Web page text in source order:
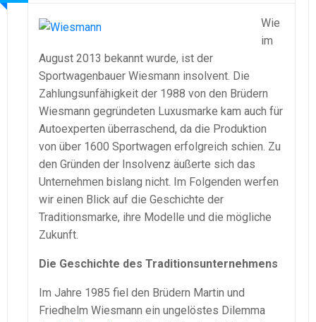
Wie
im
August 2013 bekannt wurde, ist der
Sportwagenbauer Wiesmann insolvent. Die
Zahlungsunfähigkeit der 1988 von den Brüdern
Wiesmann gegründeten Luxusmarke kam auch für
Autoexperten überraschend, da die Produktion
von über 1600 Sportwagen erfolgreich schien. Zu
den Gründen der Insolvenz äußerte sich das
Unternehmen bislang nicht. Im Folgenden werfen
wir einen Blick auf die Geschichte der
Traditionsmarke, ihre Modelle und die mögliche
Zukunft.
Die Geschichte des Traditionsunternehmens
Im Jahre 1985 fiel den Brüdern Martin und
Friedhelm Wiesmann ein ungelöstes Dilemma